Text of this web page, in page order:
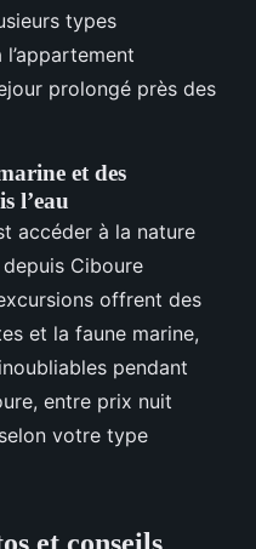
types
prolongé près des
et des
l’eau
accéder à la nature
depuis Ciboure
offrent des
et la faune marine,
pendant
entre prix nuit
votre type
et conseils